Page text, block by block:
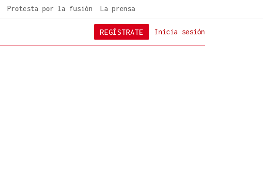
Protesta por la fusión La prensa
Inicia sesión
REGÍSTRATE